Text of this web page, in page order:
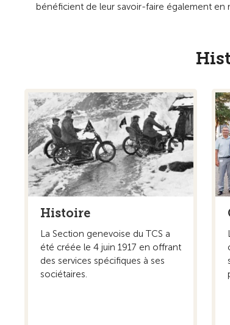
bénéficient de leur savoir-faire également
Histoire
La Section genevoise du TCS a
été créée le 4 juin 1917 en offrant
des services spécifiques à ses
sociétaires.